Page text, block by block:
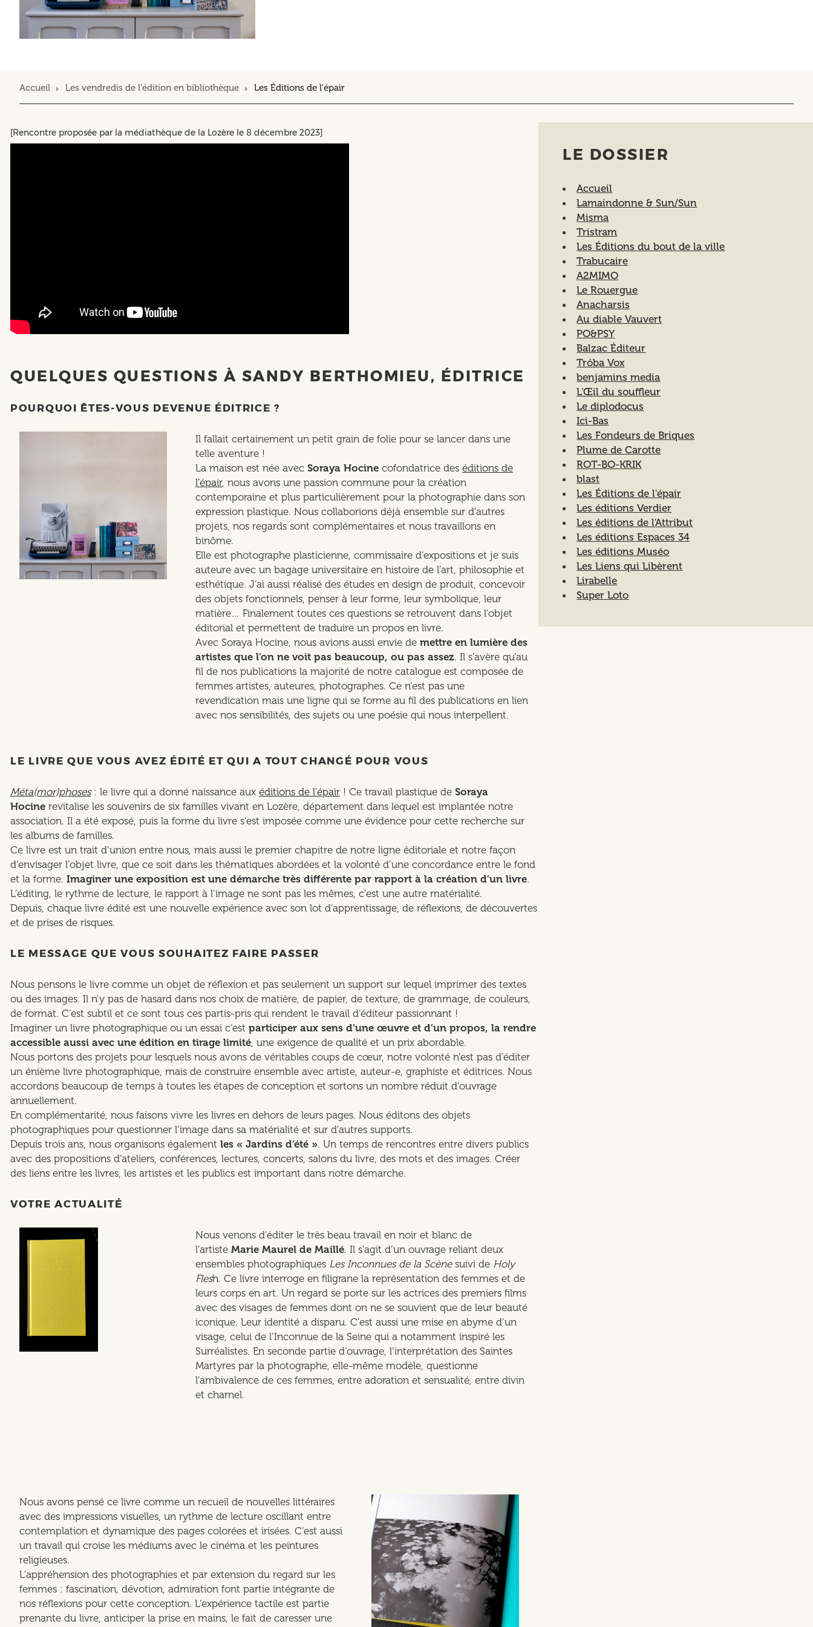
Accueil Les vendredis de l'édition en bibliothèque Les Éditions de l'épair
[Rencontre proposée par la médiathèque de la Lozère le 8 décembre 2023]
QUELQUES QUESTIONS À SANDY BERTHOMIEU, ÉDITRICE
POURQUOI ÊTES-VOUS DEVENUE ÉDITRICE ?
Il fallait certainement un petit grain de folie pour se lancer dans une
telle aventure !
La maison est née avecSoraya Hocine cofondatrice deséditions de
l’épair, nous avons une passion commune pour la création
contemporaine et plus particulièrement pour la photographie dans son
expression plastique. Nous collaborions déjà ensemble sur d’autres
projets, nos regards sont complémentaires et nous travaillons en
binôme.
Elle est photographe plasticienne, commissaire d’expositions et je suis
auteure avec un bagage universitaire en histoire de l’art, philosophie et
esthétique. J’ai aussi réalisé des études en design de produit, concevoir
des objets fonctionnels, penser à leur forme, leur symbolique, leur
matière… Finalement toutes ces questions se retrouvent dans l’objet
éditorial et permettent de traduire un propos en livre.
Avec Soraya Hocine, nous avions aussi envie demettre en lumière des
artistes que l’on ne voit pas beaucoup, ou pas assez. Il s’avère qu’au
fil de nos publications la majorité de notre catalogue est composée de
femmes artistes, auteures, photographes. Ce n’est pas une
revendication mais une ligne qui se forme au fil des publications en lien
avec nos sensibilités, des sujets ou une poésie qui nous interpellent.
LE LIVRE QUE VOUS AVEZ ÉDITÉ ET QUI A TOUT CHANGÉ POUR VOUS
Méta(mor)phoses: le livre qui a donné naissance aux éditions de l’épair ! Ce travail plastique de Soraya
Hocine revitalise les souvenirs de six familles vivant en Lozère, département dans lequel est implantée notre
association. Il a été exposé, puis la forme du livre s’est imposée comme une évidence pour cette recherche sur
les albums de familles.
Ce livre est un trait d’union entre nous, mais aussi le premier chapitre de notre ligne éditoriale et notre façon
d’envisager l’objet livre, que ce soit dans les thématiques abordées et la volonté d’une concordance entre le fond
et la forme. Imaginer une exposition est une démarche très différente par rapport à la création d’un livre.
L’éditing, le rythme de lecture, le rapport à l’image ne sont pas les mêmes, c’est une autre matérialité.
Depuis, chaque livre édité est une nouvelle expérience avec son lot d’apprentissage, de réflexions, de découvertes
et de prises de risques.
LE MESSAGE QUE VOUS SOUHAITEZ FAIRE PASSER
Nous pensons le livre comme un objet de réflexion et pas seulement un support sur lequel imprimer des textes
ou des images. Il n’y pas de hasard dans nos choix de matière, de papier, de texture, de grammage, de couleurs,
de format. C’est subtil et ce sont tous ces partis-pris qui rendent le travail d’éditeur passionnant !
Imaginer un livre photographique ou un essai c’est participer aux sens d’une œuvre et d’un propos, la rendre
accessible aussi avec une édition en tirage limité, une exigence de qualité et un prix abordable.
Nous portons des projets pour lesquels nous avons de véritables coups de cœur, notre volonté n’est pas d’éditer
un énième livre photographique, mais de construire ensemble avec artiste, auteur-e, graphiste et éditrices. Nous
accordons beaucoup de temps à toutes les étapes de conception et sortons un nombre réduit d’ouvrage
annuellement.
En complémentarité, nous faisons vivre les livres en dehors de leurs pages. Nous éditons des objets
photographiques pour questionner l’image dans sa matérialité et sur d’autres supports.
Depuis trois ans, nous organisons également les « Jardins d’été ». Un temps de rencontres entre divers publics
avec des propositions d’ateliers, conférences, lectures, concerts, salons du livre, des mots et des images. Créer
des liens entre les livres, les artistes et les publics est important dans notre démarche.
VOTRE ACTUALITÉ
Nous venons d’éditer le très beau travail en noir et blanc de
l’artisteMarie Maurel de Maillé. Il s’agit d’un ouvrage reliant deux
ensembles photographiques Les Inconnues de la Scènesuivi de Holy
Flesh. Ce livre interroge en filigrane la représentation des femmes et de
leurs corps en art. Un regard se porte sur les actrices des premiers films
avec des visages de femmes dont on ne se souvient que de leur beauté
iconique. Leur identité a disparu. C’est aussi une mise en abyme d’un
visage, celui de l’Inconnue de la Seine qui a notamment inspiré les
Surréalistes. En seconde partie d’ouvrage, l’interprétation des Saintes
Martyres par la photographe, elle-même modèle, questionne
l’ambivalence de ces femmes, entre adoration et sensualité, entre divin
et charnel.
Nous avons pensé ce livre comme un recueil de nouvelles littéraires
avec des impressions visuelles, un rythme de lecture oscillant entre
contemplation et dynamique des pages colorées et irisées. C’est aussi
un travail qui croise les médiums avec le cinéma et les peintures
religieuses.
L’appréhension des photographies et par extension du regard sur les
femmes : fascination, dévotion, admiration font partie intégrante de
nos réflexions pour cette conception. L’expérience tactile est partie
prenante du livre, anticiper la prise en mains, le fait de caresser une
LE DOSSIER
Accueil
Lamaindonne & Sun/Sun
Misma
Tristram
Les Éditions du bout de la ville
Trabucaire
A2MIMO
Le Rouergue
Anacharsis
Au diable Vauvert
PO&PSY
Balzac Éditeur
Tróba Vox
benjamins media
L'Œil du souffleur
Le diplodocus
Ici-Bas
Les Fondeurs de Briques
Plume de Carotte
ROT-BO-KRIK
blast
Les Éditions de l'épair
Les éditions Verdier
Les éditions de l'Attribut
Les éditions Espaces 34
Les éditions Muséo
Les Liens qui Libèrent
Lirabelle
Super Loto